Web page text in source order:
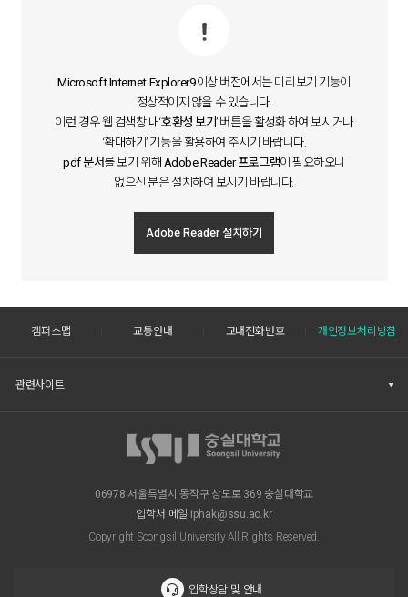
Microsoft Internet Explorer9이상 버전에서는 미리보기 기능이
정상적이지 않을 수 있습니다.
이런 경우 웹 검색창 내‘호환성 보기’ 버튼을 활성화 하여 보시거나
‘확대하기’ 기능을 활용하여 주시기 바랍니다.
pdf 문서를 보기 위해 Adobe Reader 프로그램이 필요하오니
없으신 분은 설치하여 보시기 바랍니다.
Adobe Reader 설치하기
캠퍼스맵 교통안내 교내전화번호 개인정보처리방침
관련사이트
06978 서울특별시 동작구 상도로 369 숭실대학교
입학처 메일 iphak@ssu.ac.kr
Copyright Soongsil University All Rights Reserved.
입학상담 및 안내